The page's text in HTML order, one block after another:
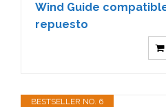
Wind Guide
repuesto
BESTSELLER NO. 6